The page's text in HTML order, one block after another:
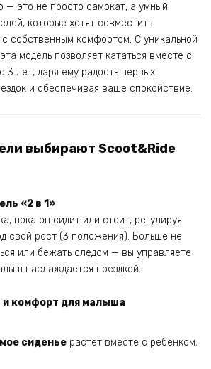
— это не просто самокат, а умный
которые хотят совместить
с собственным комфортом. С уникальной
модель позволяет кататься вместе с
3 лет, даря ему радость первых
и обеспечивая ваше спокойствие.
выбирают Scoot&Ride
«2 в 1»
пока он сидит или стоит, регулируя
свой рост (3 положения). Больше не
или бежать следом — вы управляете
наслаждается поездкой.
и комфорт для малыша
сиденье растёт вместе с ребёнком.